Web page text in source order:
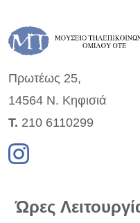
Πρωτέως 25,
14564 Ν. Κηφισιά
Τ. 210 6110299
Ώρες